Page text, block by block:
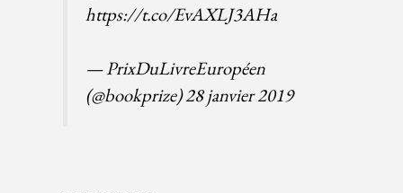
https://t.co/EvAXLJ3AHa
— PrixDuLivreEuropéen
(@bookprize)28 janvier 2019